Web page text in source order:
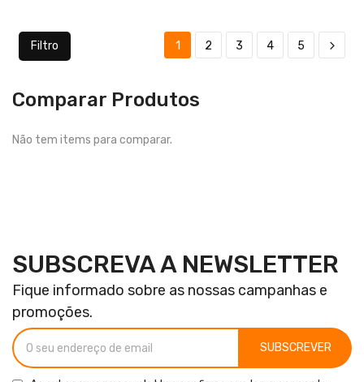
Filtro 1 2 3 4 5
Comparar Produtos
Não tem items para comparar.
SUBSCREVA A NEWSLETTER
Fique informado sobre as nossas campanhas e
promoções.
SUBSCREVER